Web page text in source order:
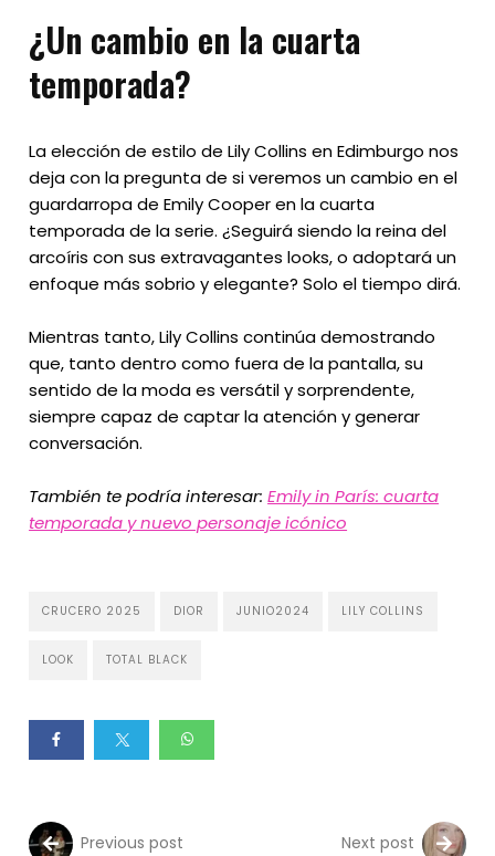
¿Un cambio en la cuarta
temporada?
La elección de estilo de Lily Collins en Edimburgo nos
deja con la pregunta de si veremos un cambio en el
guardarropa de Emily Cooper en la cuarta
temporada de la serie. ¿Seguirá siendo la reina del
arcoíris con sus extravagantes looks, o adoptará un
enfoque más sobrio y elegante? Solo el tiempo dirá.
Mientras tanto, Lily Collins continúa demostrando
que, tanto dentro como fuera de la pantalla, su
sentido de la moda es versátil y sorprendente,
siempre capaz de captar la atención y generar
conversación.
También te podría interesar:Emily in París: cuarta
temporada y nuevo personaje icónico
CRUCERO 2025 DIOR JUNIO2024 LILY COLLINS
LOOK TOTAL BLACK
Previous post Next post